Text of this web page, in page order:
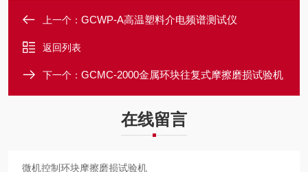
上一个： GCWP-A高温塑料介电频谱测试仪
返回列表
下一个： GCMC-2000金属环块往复式摩擦磨损试验机
在线留言